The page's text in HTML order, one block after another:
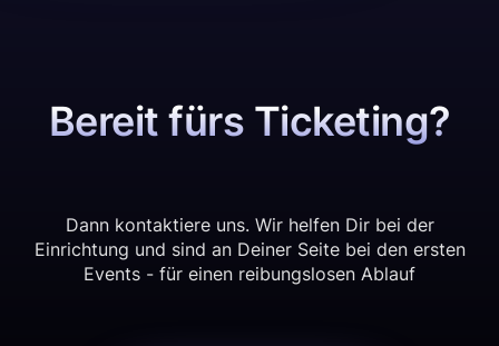
Bereit fürs Ticketing?
Dann kontaktiere uns. Wir helfen Dir bei der
Einrichtung und sind an Deiner Seite bei den ersten
Events - für einen reibungslosen Ablauf